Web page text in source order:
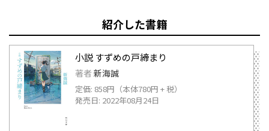
紹介した書籍
小説 すずめの戸締まり
著者 新海誠
定価: 858円（本体780円 + 税）
発売日: 2022年08月24日